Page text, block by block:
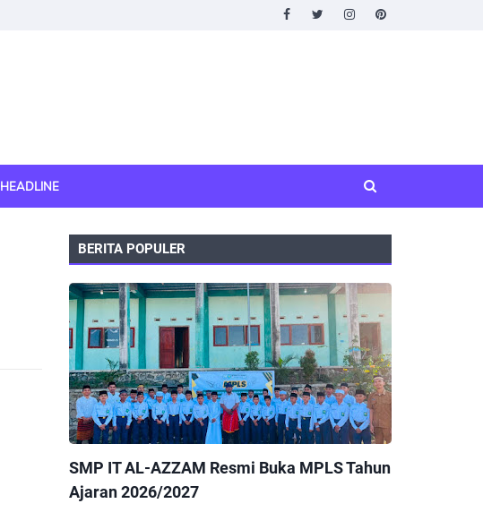
HEADLINE
BERITA POPULER
SMP IT AL-AZZAM Resmi Buka MPLS Tahun
Ajaran 2026/2027